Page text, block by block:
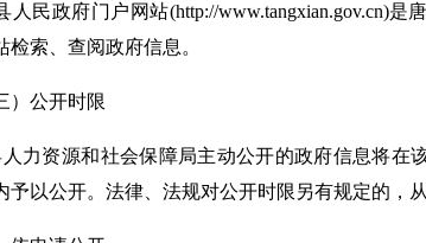
政府门户网站(http://www.tangxian.gov.cn)是
检索、查阅政府信息。
公开时限
资源和社会保障局主动公开的政府信息将在
予以公开。法律、法规对公开时限另有规定的，从